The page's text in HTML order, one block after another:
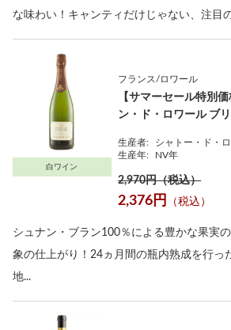
な味わい！キャンティだけじゃない、注目
白ワイン
フランス/ロワール
【サマーセール特別
ン・ド・ロワール ブ
生産者:
シャトー・ド・
生産年:
NV年
2,970円（税込）
2,376円 （税込）
シュナン・ブラン100％による豊かな果実
象の仕上がり！24ヵ月間の瓶内熟成を行っ
地...